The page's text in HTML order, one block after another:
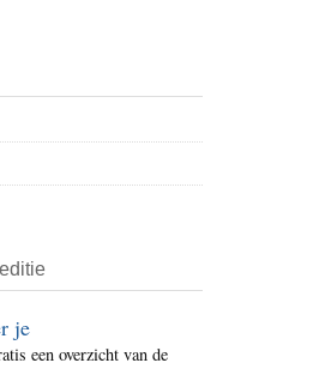
je
een overzicht van de